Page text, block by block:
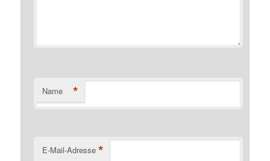
Name *
E-Mail-Adresse *